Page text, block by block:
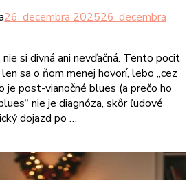
26. decembra 202526. decembra
si divná ani nevďačná. Tento pocit
sa o ňom menej hovorí, lebo „cez
je post-vianočné blues (a prečo ho
nie je diagnóza, skôr ľudové
dojazd po …